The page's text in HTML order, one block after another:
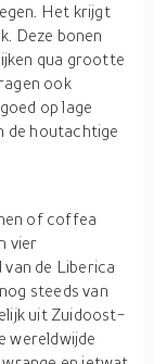
Het krijgt
Deze bonen
qua grootte
ook
op lage
de houtachtige
of coffea
vier
van de Liberica
steeds van
uit Zuidoost-
wereldwijde